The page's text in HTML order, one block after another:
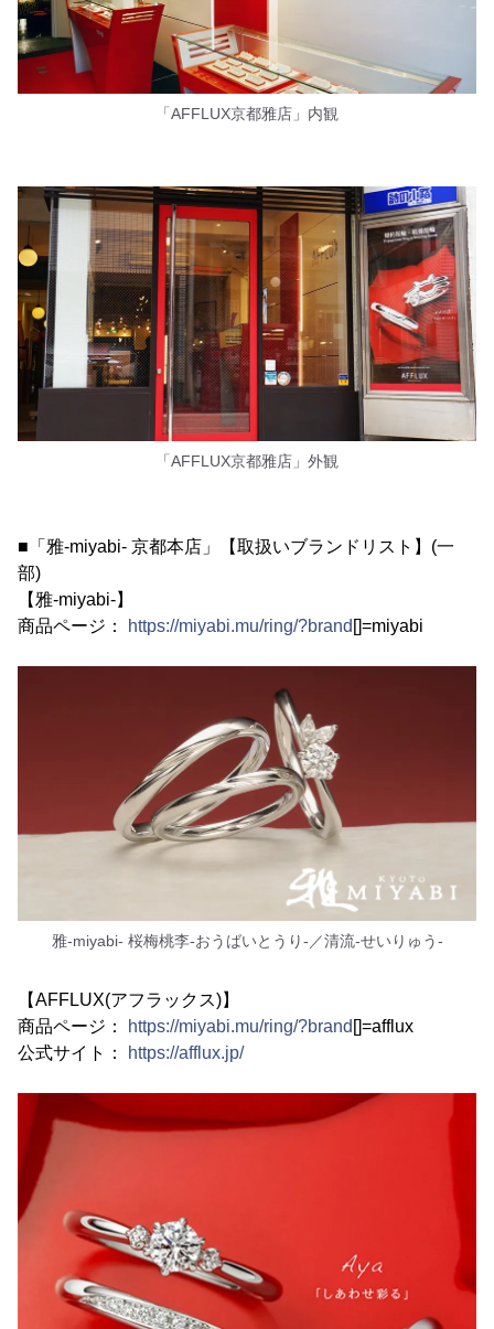
「AFFLUX京都雅店」内観
「AFFLUX京都雅店」外観
■「雅-miyabi- 京都本店」【取扱いブランドリスト】(一
部)
【雅-miyabi-】
商品ページ：
https://miyabi.mu/ring/?brand []=miyabi
雅-miyabi- 桜梅桃李-おうばいとうり-／清流-せいりゅう-
【AFFLUX(アフラックス)】
商品ページ：
https://miyabi.mu/ring/?brand []=afflux
公式サイト：
https://afflux.jp/